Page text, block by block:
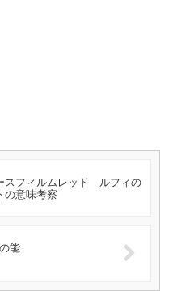
スフィルムレッド ルフィの
の意味考察
能